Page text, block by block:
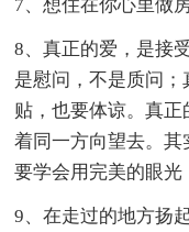
7、想住在你心里做
8、真正的爱，是接
是慰问，不是质问
贴，也要体谅。真
着同一方向望去。
要学会用完美的眼光
9、在走过的地方扬